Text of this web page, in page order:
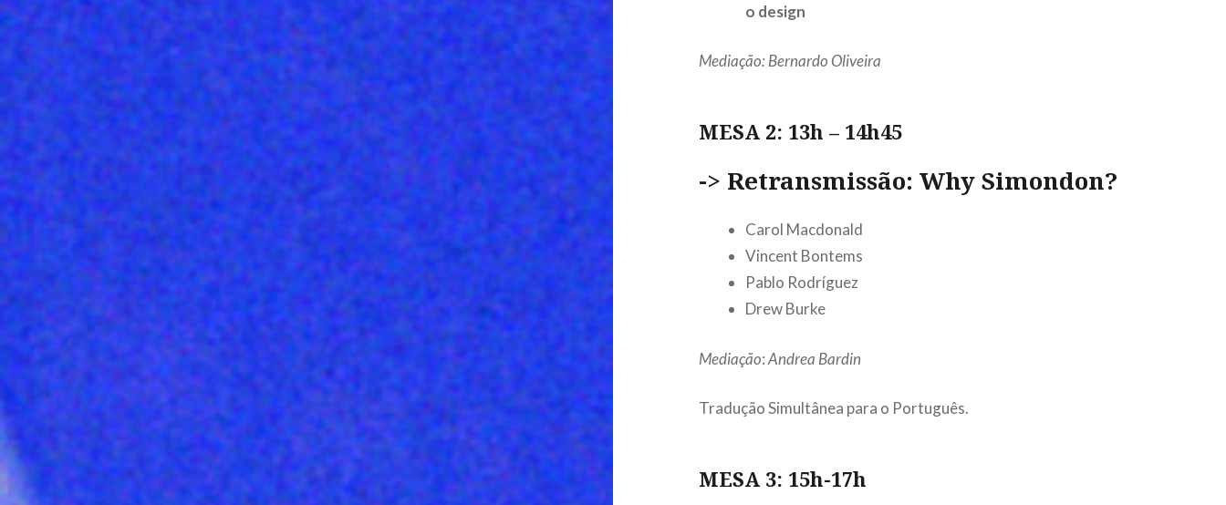
o design
Mediação: Bernardo Oliveira
MESA 2: 13h – 14h45
-> Retransmissão: Why Simondon?
Carol Macdonald
Vincent Bontems
Pablo Rodríguez
Drew Burke
Mediação:Andrea Bardin
Tradução Simultânea para o Português.
MESA 3: 15h-17h